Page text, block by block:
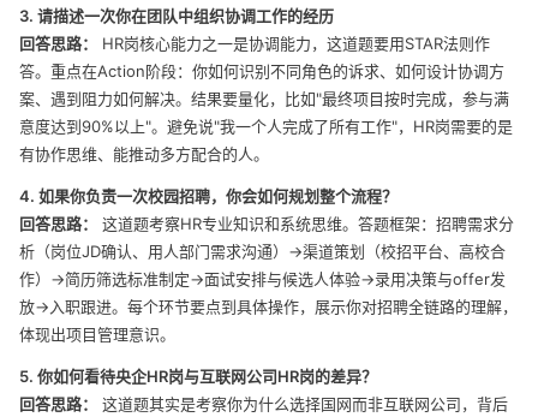
3. 请描述一次你在团队中组织协调工作的经历
回答思路：
HR岗核心能力之一是协调能力，这道题要用STAR法则作
答。重点在Action阶段：你如何识别不同角色的诉求、如何设计协调方
案、遇到阻力如何解决。结果要量化，比如"最终项目按时完成，参与满
意度达到90%以上"。避免说"我一个人完成了所有工作"，HR岗需要的是
有协作思维、能推动多方配合的人。
4. 如果你负责一次校园招聘，你会如何规划整个流程？
回答思路：
这道题考察HR专业知识和系统思维。答题框架：招聘需求分
析（岗位JD确认、用人部门需求沟通）→渠道策划（校招平台、高校合
作）→简历筛选标准制定→面试安排与候选人体验→录用决策与offer发
放→入职跟进。每个环节要点到具体操作，展示你对招聘全链路的理解，
体现出项目管理意识。
5. 你如何看待央企HR岗与互联网公司HR岗的差异？
回答思路：
这道题其实是考察你为什么选择国网而非互联网公司，背后